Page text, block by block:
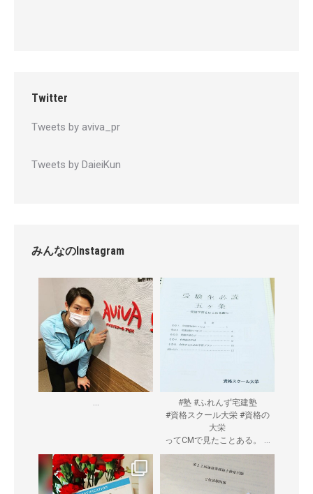
Twitter
Tweets by aviva_pr
Tweets by DaieiKun
みんなのInstagram
...
#塾 #ふれんず宅建塾
#資格スクール大栄 #資格の
大栄
ってCMで見たことある。
...